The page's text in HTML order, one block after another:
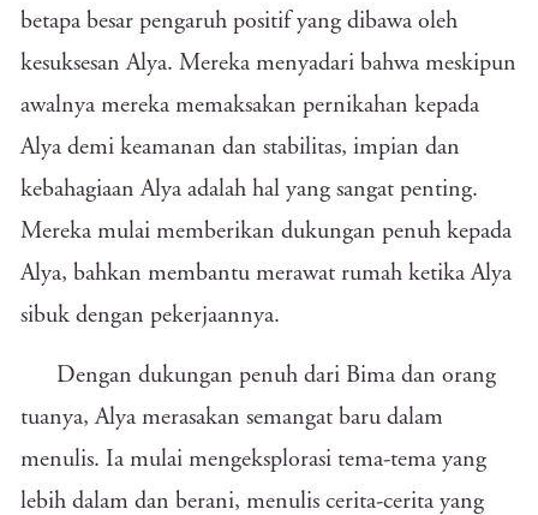
betapa besar pengaruh positif yang dibawa oleh
kesuksesan Alya. Mereka menyadari bahwa meskipun
awalnya mereka memaksakan pernikahan kepada
Alya demi keamanan dan stabilitas, impian dan
kebahagiaan Alya adalah hal yang sangat penting.
Mereka mulai memberikan dukungan penuh kepada
Alya, bahkan membantu merawat rumah ketika Alya
sibuk dengan pekerjaannya.
Dengan dukungan penuh dari Bima dan orang
tuanya, Alya merasakan semangat baru dalam
menulis. Ia mulai mengeksplorasi tema-tema yang
lebih dalam dan berani, menulis cerita-cerita yang